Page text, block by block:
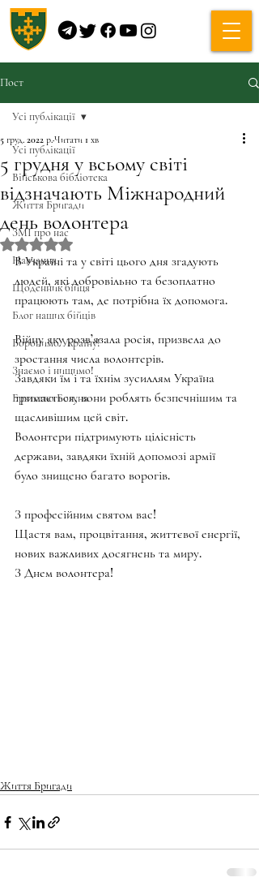
Пост
Усі публікації
Військова бібліотека
Життя Бригади
ЗМІ про нас
Навчання
Щоденник бійця
Блог наших бійців
Боронимо Україну!
Знаємо і нищимо!
Братство Богуна
Усі публікації
5 грудня у всьому світі
відзначають Міжнародний
день волонтера
5 груд. 2022 р.Читати 1 хв
Оцінка: NaN з 5 зірок.
В Україні та у світі цього дня згадують
людей, які добровільно та безоплатно
працюють там, де потрібна їх допомога.
Війну яку розв’язала росія, призвела до
зростання числа волонтерів.
Завдяки їм і та їхнім зусиллям Україна
тримається, вони роблять безпечнішим та
щасливішим цей світ.
Волонтери підтримують цілісність
держави, завдяки їхній допомозі армії
було знищено багато ворогів.
З професійним святом вас!
Щастя вам, процвітання, життєвої енергії,
нових важливих досягнень та миру.
З Днем волонтера!
Життя Бригади